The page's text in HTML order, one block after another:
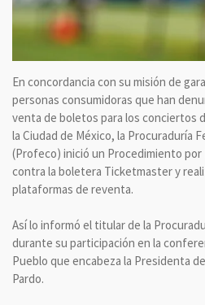
En concordancia con su misión de
personas consumidoras que han
venta de boletos para los conciertos
la Ciudad de México, la Procuraduría
(Profeco) inició un Procedimiento por
contra la boletera Ticketmaster y
plataformas de reventa.
Así lo informó el titular de la
durante su participación en la
Pueblo que encabeza la Presidenta
Pardo.